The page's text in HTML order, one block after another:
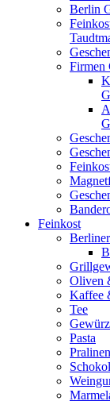
Berlin
Firmen
Feinkost
Oliven
Kaffee
Tee
Pasta
Pralinen